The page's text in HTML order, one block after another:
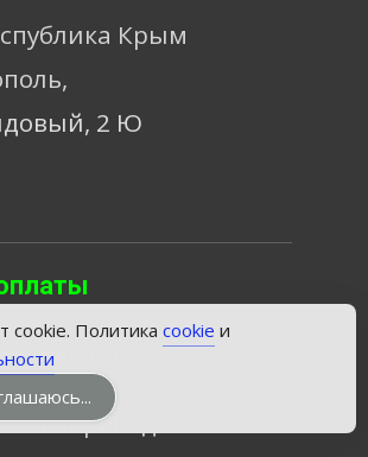
Крым
2 Ю
расчет
перевод
cookie. Политика cookie и